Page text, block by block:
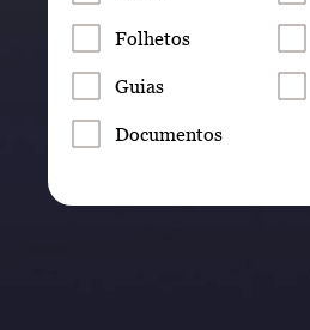
Folhetos
Guias
Documentos